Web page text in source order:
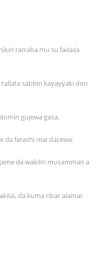
rarraba mu su faɗaɗa
sabbin kayayyaki don
gujewa gasa.
da farashi mai dacewa.
da wakilin musamman a
da kuma ribar alamar